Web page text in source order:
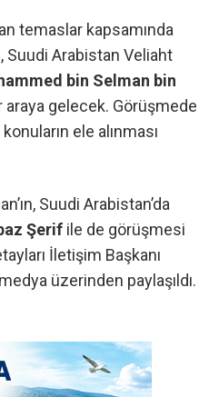
temaslar kapsamında
Suudi Arabistan Veliaht
bin Selman bin
araya gelecek. Görüşmede
ele alınması
Suudi Arabistan’da
Şerif ile de görüşmesi
İletişim Başkanı
üzerinden paylaşıldı.